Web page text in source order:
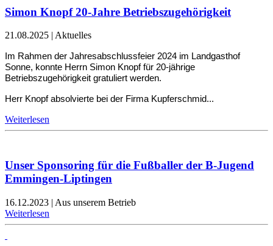
Simon Knopf 20-Jahre Betriebszugehörigkeit
21.08.2025 | Aktuelles
Im Rahmen der Jahresabschlussfeier 2024 im Landgasthof
Sonne, konnte Herrn Simon Knopf für 20-jährige
Betriebszugehörigkeit gratuliert werden.
Herr Knopf absolvierte bei der Firma Kupferschmid...
Weiterlesen
Unser Sponsoring für die Fußballer der B-Jugend
Emmingen-Liptingen
16.12.2023 | Aus unserem Betrieb
Weiterlesen